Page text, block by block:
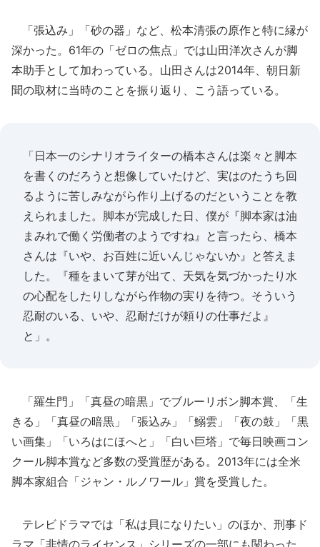
「張込み」「砂の器」など、松本清張の原作と特に縁が
深かった。61年の「ゼロの焦点」では山田洋次さんが脚
本助手として加わっている。山田さんは2014年、朝日新
聞の取材に当時のことを振り返り、こう語っている。
「日本一のシナリオライターの橋本さんは楽々と脚本
を書くのだろうと想像していたけど、実はのたうち回
るように苦しみながら作り上げるのだということを教
えられました。脚本が完成した日、僕が『脚本家は油
まみれで働く労働者のようですね』と言ったら、橋本
さんは『いや、お百姓に近いんじゃないか』と答えま
した。『種をまいて芽が出て、天気を気づかったり水
の心配をしたりしながら作物の実りを待つ。そういう
忍耐のいる、いや、忍耐だけが頼りの仕事だよ』
と」。
「羅生門」「真昼の暗黒」でブルーリボン脚本賞、「生
きる」「真昼の暗黒」「張込み」「鰯雲」「夜の鼓」「黒
い画集」「いろはにほへと」「白い巨塔」で毎日映画コン
クール脚本賞など多数の受賞歴がある。2013年には全米
脚本家組合「ジャン・ルノワール」賞を受賞した。
テレビドラマでは「私は貝になりたい」のほか、刑事ド
ラマ「非情のライセンス」シリーズの一部にも関わった。